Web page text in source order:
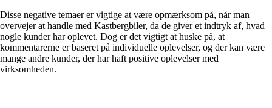
Disse negative temaer er vigtige at være opmærksom på, når man
overvejer at handle med Kastbergbiler, da de giver et indtryk af, hvad
nogle kunder har oplevet. Dog er det vigtigt at huske på, at
kommentarerne er baseret på individuelle oplevelser, og der kan være
mange andre kunder, der har haft positive oplevelser med
virksomheden.